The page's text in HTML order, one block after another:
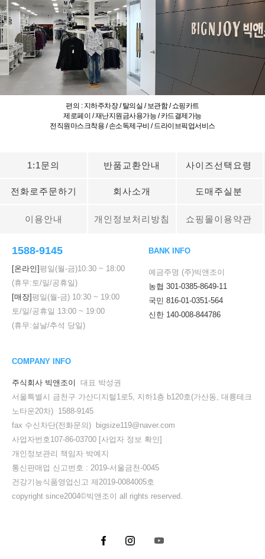
편의 : 지하주차장 / 탈의실 / 보관함 / 쇼핑카트
제로페이 / 재난지원금사용가능 / 카드결제가능
전직원마스크착용 / 손소독제구비 / 드라이브픽업서비스
1:1문의 반품교환안내 사이즈선택요령
전화로주문하기 회사소개 도매주실분
이용안내 개인정보처리방침 쇼핑몰이용약관
1588-9145
[온라인]평일(월-금)10:30 ~ 18:00
(휴무:토/일/공휴일)
[매장]평일(월-금) 10:30 ~ 19:00
토/일/공휴일 13:00 ~ 19:00
(휴무:설날/추석 당일)
BANK INFO
예금주명 (주)빅앤조이
농협 301-0385-8649-11
국민 816-01-0351-564
신한 140-008-844786
COMPANY INFO
주식회사 빅앤조이
대표 박성권
서울특별시 금천구 가산디지털1로5, 지하1층 b120호(가산동, 대륭테크
노타운20차) 1588-9145
fax 수신차단(전화문의) bigsize119@naver.com
사업자번호107-86-03700 [사업자 정보 확인]
개인정보관리 책임자 박예지
통신판매업 신고번호 : 2019-서울금천-0045
건강기능식품영업신고 제2019-0084005호
copyright since2004©빅앤조이 all rights reserved.